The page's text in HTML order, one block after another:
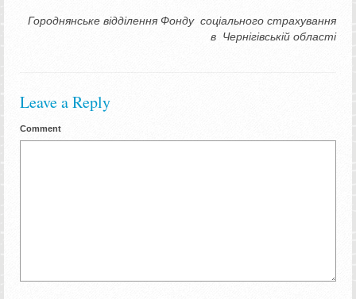
Городнянське відділення Фонду соціального страхування
в Чернігівській області
Leave a Reply
Comment